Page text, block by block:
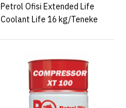
Petrol Ofisi Extended Life
Coolant Life 16 kg/Teneke